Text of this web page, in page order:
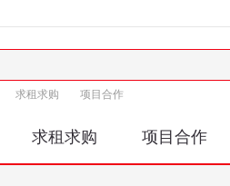
求租求购 项目合作
求租求购 项目合作